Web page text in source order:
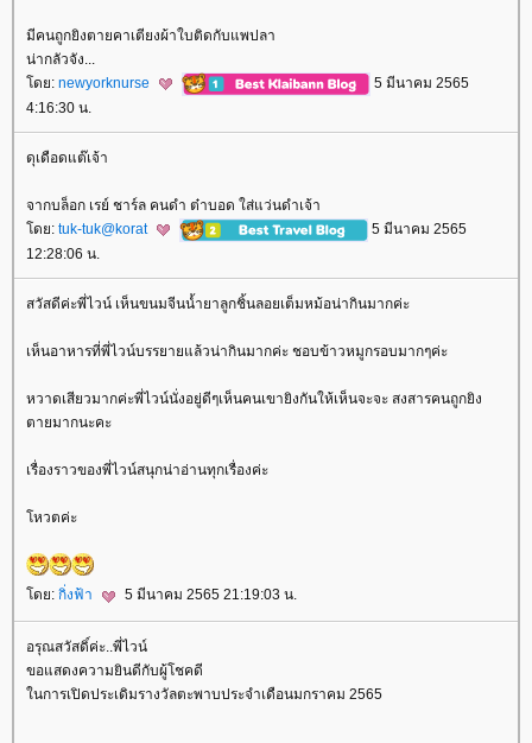
มีคนถูกยิงตายคาเตียงผ้าใบติดกับแพปลา
น่ากลัวจัง...
ดย: newyorknurse
5 มีนาคม 2565
4:16:30 น.
ดุเดือดแต๊เจ้า
จากบล็อก เรย์ ชาร์ล คนดำ ต๋าบอด ใส่แว่นดำเจ้า
ดย: tuk-tuk@korat
5 มีนาคม 2565
12:28:06 น.
สวัสดีค่ะพี่ไวน์ เห็นขนมจีนน้ำยาลูกชิ้นลอยเต็มหม้อน่ากินมากค่ะ
เห็นอาหารที่พี่ไวน์บรรยายแล้วน่ากินมากค่ะ ชอบข้าวหมูกรอบมากๆค่ะ
หวาดเสียวมากค่ะพี่ไวน์นั่งอยู่ดีๆเห็นคนเขายิงกันให้เห็นจะจะ สงสารคนถูกยิง
ตายมากนะคะ
เรื่องราวของพี่ไวน์สนุกน่าอ่านทุกเรื่องค่ะ
หวตค่ะ
ดย: กิ่งฟ้า 5 มีนาคม 2565 21:19:03 น.
อรุณสวัสดิ์ค่ะ..พี่ไวน์
ขอแสดงความยินดีกับผู้โชคดี
นการเปิดประเดิมรางวัลตะพาบประจำเดือนมกราคม 2565